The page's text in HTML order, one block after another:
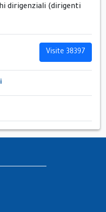
dirigenziali (dirigenti
Visite 38397